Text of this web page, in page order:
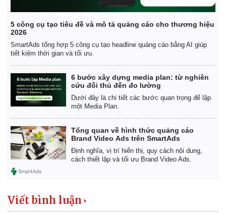
5 công cụ tạo tiêu đề và mô tả quảng cáo cho thương hiệu
2026
SmartAds tổng hợp 5 công cụ tạo headline quảng cáo bằng AI giúp
tiết kiệm thời gian và tối ưu.
6 bước xây dựng media plan: từ nghiên
cứu đối thủ đến đo lường
Dưới đây là chi tiết các bước quan trọng để lập
một Media Plan.
Tổng quan về hình thức quảng cáo
Brand Video Ads trên SmartAds
Định nghĩa, vị trí hiển thị, quy cách nội dung,
cách thiết lập và tối ưu Brand Video Ads.
Viết bình luận